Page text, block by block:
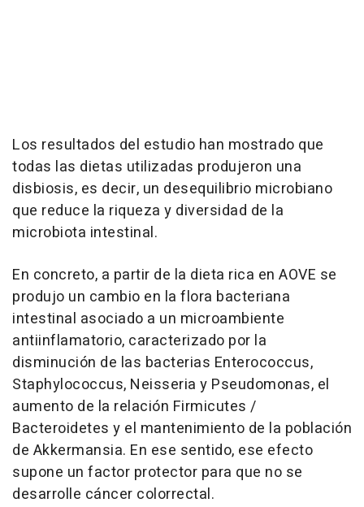
Los resultados del estudio han mostrado que
todas las dietas utilizadas produjeron una
disbiosis, es decir, un desequilibrio microbiano
que reduce la riqueza y diversidad de la
microbiota intestinal.
En concreto, a partir de la dieta rica en AOVE se
produjo un cambio en la flora bacteriana
intestinal asociado a un microambiente
antiinflamatorio, caracterizado por la
disminución de las bacterias Enterococcus,
Staphylococcus, Neisseria y Pseudomonas, el
aumento de la relación Firmicutes /
Bacteroidetes y el mantenimiento de la población
de Akkermansia. En ese sentido, ese efecto
supone un factor protector para que no se
desarrolle cáncer colorrectal.